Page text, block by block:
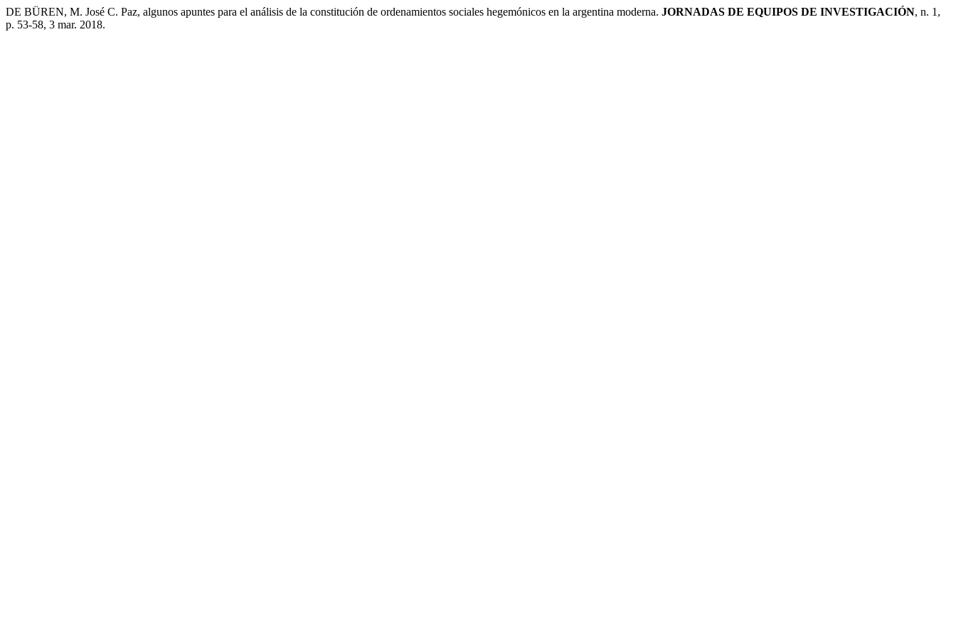
DE BÜREN, M. José C. Paz, algunos apuntes para el análisis de la constitución de ordenamientos sociales hegemónicos en la argentina moderna. JORNADAS DE EQUIPOS DE INVESTIGACIÓN, n. 1,
p. 53-58, 3 mar. 2018.